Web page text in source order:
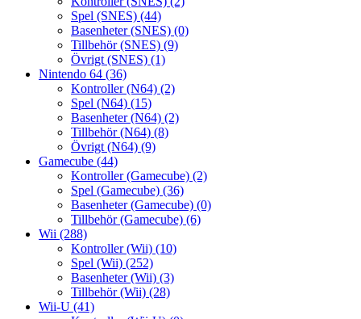
Spel (SNES) (44)
Basenheter (SNES) (0)
Tillbehör (SNES) (9)
Övrigt (SNES) (1)
Nintendo 64 (36)
Kontroller (N64) (2)
Spel (N64) (15)
Basenheter (N64) (2)
Tillbehör (N64) (8)
Övrigt (N64) (9)
Gamecube (44)
Kontroller (Gamecube) (2)
Spel (Gamecube) (36)
Basenheter (Gamecube) (0)
Tillbehör (Gamecube) (6)
Wii (288)
Kontroller (Wii) (10)
Spel (Wii) (252)
Basenheter (Wii) (3)
Tillbehör (Wii) (28)
Wii-U (41)